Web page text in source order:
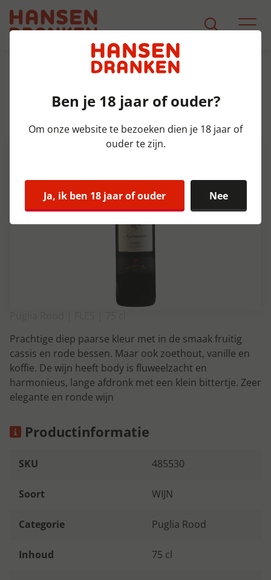
Product Detail
Negroamaro Salento Fles 75 cl
13%
Prachtige diep paarse kleur met in de smaak fruitig
cassis en rode bessen. Maar ook zoethout, vanille en
koffie. De wijn heeft body is fluweelzacht en
harmonieus, lange afdronk met een klein bittertje. Zeer
elegante en ronde wijn
Productinformatie
SKU 485530
Soort WIJN
Categorie Puglia Rood
Inhoud 75 cl
Ben je 18 jaar of ouder?
Om onze website te bezoeken dien je 18 jaar of
ouder te zijn.
Ja, ik ben 18 jaar of ouder Nee